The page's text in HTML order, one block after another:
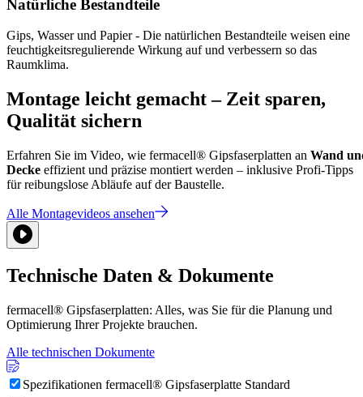
Natürliche Bestandteile
Gips, Wasser und Papier - Die natürlichen Bestandteile weisen eine
feuchtigkeitsregulierende Wirkung auf und verbessern so das
Raumklima.
Montage leicht gemacht – Zeit sparen,
Qualität sichern
Erfahren Sie im Video, wie fermacell® Gipsfaserplatten an Wand
Decke effizient und präzise montiert werden – inklusive Profi-Tipps
für reibungslose Abläufe auf der Baustelle.
Alle Montagevideos ansehen
Technische Daten & Dokumente
fermacell® Gipsfaserplatten: Alles, was Sie für die Planung und
Optimierung Ihrer Projekte brauchen.
Alle technischen Dokumente
Spezifikationen fermacell® Gipsfaserplatte Standard